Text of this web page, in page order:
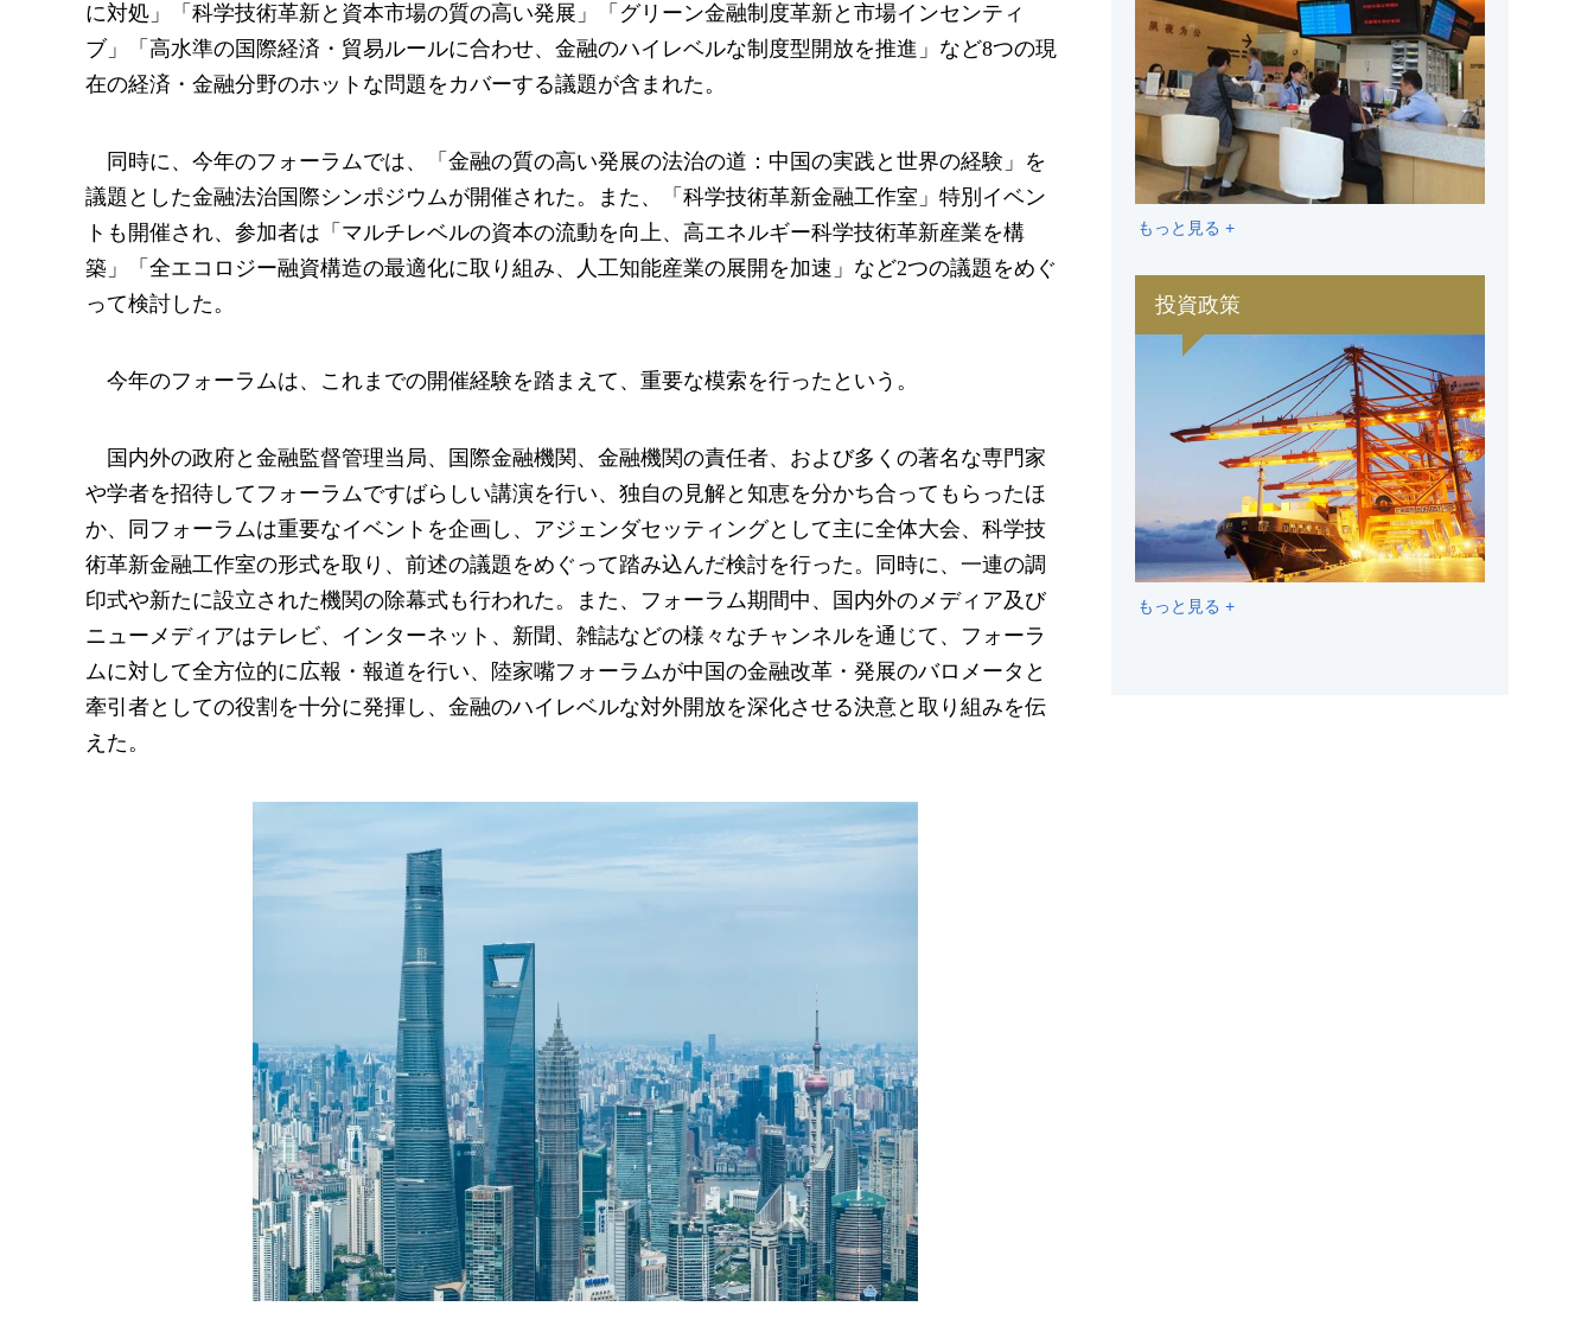
に対処」「科学技術革新と資本市場の質の高い発展」「グリーン金融制度革新と市場インセンティ
ブ」「高水準の国際経済・貿易ルールに合わせ、金融のハイレベルな制度型開放を推進」など8つの現
在の経済・金融分野のホットな問題をカバーする議題が含まれた。
同時に、今年のフォーラムでは、「金融の質の高い発展の法治の道：中国の実践と世界の経験」を
議題とした金融法治国際シンポジウムが開催された。また、「科学技術革新金融工作室」特別イベン
トも開催され、参加者は「マルチレベルの資本の流動を向上、高エネルギー科学技術革新産業を構
築」「全エコロジー融資構造の最適化に取り組み、人工知能産業の展開を加速」など2つの議題をめぐ
って検討した。
今年のフォーラムは、これまでの開催経験を踏まえて、重要な模索を行ったという。
国内外の政府と金融監督管理当局、国際金融機関、金融機関の責任者、および多くの著名な専門家
や学者を招待してフォーラムですばらしい講演を行い、独自の見解と知恵を分かち合ってもらったほ
か、同フォーラムは重要なイベントを企画し、アジェンダセッティングとして主に全体大会、科学技
術革新金融工作室の形式を取り、前述の議題をめぐって踏み込んだ検討を行った。同時に、一連の調
印式や新たに設立された機関の除幕式も行われた。また、フォーラム期間中、国内外のメディア及び
ニューメディアはテレビ、インターネット、新聞、雑誌などの様々なチャンネルを通じて、フォーラ
ムに対して全方位的に広報・報道を行い、陸家嘴フォーラムが中国の金融改革・発展のバロメータと
牽引者としての役割を十分に発揮し、金融のハイレベルな対外開放を深化させる決意と取り組みを伝
えた。
もっと見る +
投資政策
もっと見る +